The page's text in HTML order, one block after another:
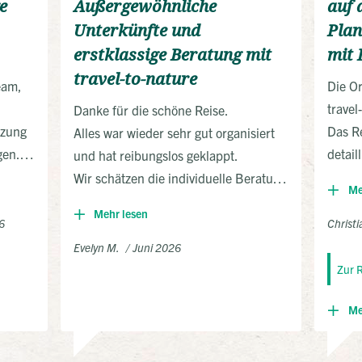
ist
die
sind
hat
noch
Außergewöhnliche
Unterkünfte und
erstklassige Beratung mit
travel-to-nature
Danke für die schöne Reise.
Alles war wieder sehr gut organisiert
und hat reibungslos geklappt.
Wir schätzen die individuelle Beratung
Unterkünfte, die wir sicher nicht ohne
travel-to-nature gefunden hätten.
Mehr lesen
Evelyn M. Juni 2026
auf
mit
Die
Das
alle
Faial
Zur